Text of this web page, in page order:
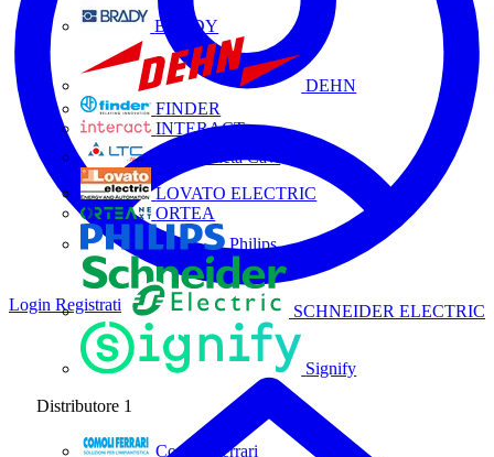
BRADY
DEHN
FINDER
INTERACT
La Triveneta Cavi
LOVATO ELECTRIC
ORTEA
Philips
SCHNEIDER ELECTRIC
Signify
Distributore 1
Comoli Ferrari
Login Registrati